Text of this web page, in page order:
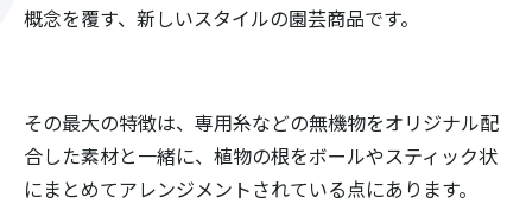
概念を覆す、新しいスタイルの園芸商品です。
その最大の特徴は、専用糸などの無機物をオリジナル配
合した素材と一緒に、植物の根をボールやスティック状
にまとめてアレンジメントされている点にあります。